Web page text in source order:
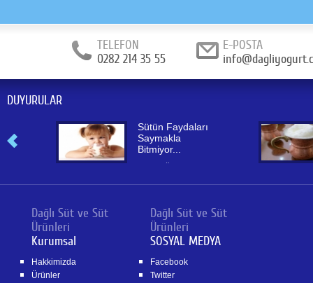
TELEFON
0282 214 35 55
E-POSTA
DUYURULAR
Sütün Faydaları
Saymakla
Bitmiyor...
Okul Çağındaki çocuklar
saymakla bitmiyor
Dağlı Süt ve Süt
Ürünleri
Kurumsal
Hakkimizda
Ürünler
Dağlı Süt ve Süt
Ürünleri
SOSYAL MEDYA
Facebook
Twitter